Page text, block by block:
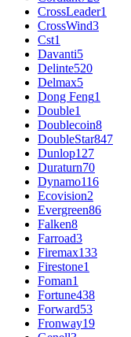
CrossLeader1
CrossWind3
Cst1
Davanti5
Delinte520
Delmax5
Dong Feng1
Double1
Doublecoin8
DoubleStar847
Dunlop127
Duraturn70
Dynamo116
Ecovision2
Evergreen86
Falken8
Farroad3
Firemax133
Firestone1
Foman1
Fortune438
Forward53
Fronway19